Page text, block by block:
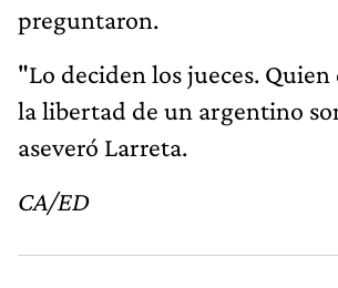
preguntaron.
"Lo deciden los jueces. Quien
la libertad de un argentino
aseveró Larreta.
CA/ED